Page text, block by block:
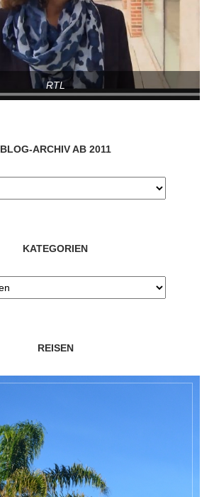
RTL
BLOG-ARCHIV AB 2011
KATEGORIEN
REISEN